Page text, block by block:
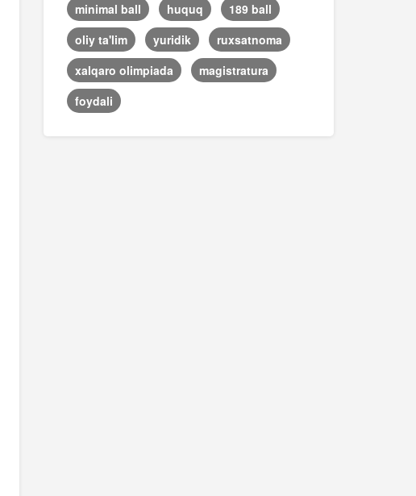
minimal ball
huquq
189 ball
oliy ta'lim
yuridik
ruxsatnoma
xalqaro olimpiada
magistratura
foydali